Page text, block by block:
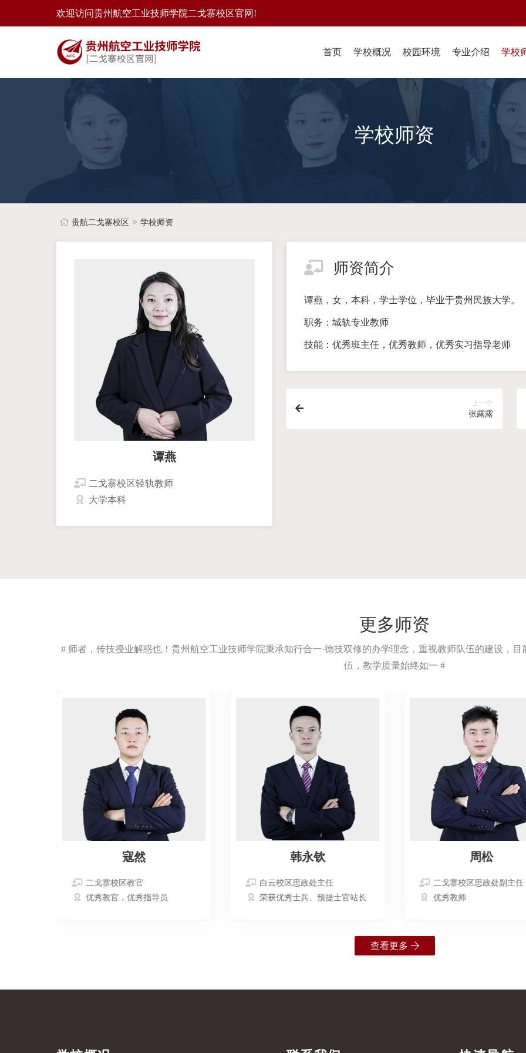
欢迎访问贵州航空工业技师学院二戈寨校区官网!
首页 学校概况 校园环境 专业介绍 学校
学校师资
贵航二戈寨校区 学校师资
谭燕
二戈寨校区轻轨教师
大学本科
师资简介
谭燕，女，本科，学士学位，毕业于贵州民族大学。
职务：城轨专业教师
技能：优秀班主任，优秀教师，优秀实习指导老师
上一个
张露露
更多师资
# 师者，传技授业解惑也！贵州航空工业技师学院秉承知行合一·德技双修的办学理念，重视教师队伍的建设，
伍，教学质量始终如一 #
寇然
二戈寨校区教官
优秀教官，优秀指导员
韩永钦
白云校区思政处主任
荣获优秀士兵、预提士官站长
周松
二戈寨校区思政处副主任
优秀教师
查看更多